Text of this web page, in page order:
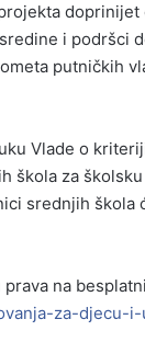
i podršci
putničkih
Vlade o
škola za
srednjih škola
na
za-djecu-i-